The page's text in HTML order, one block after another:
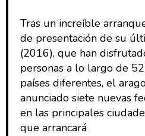
Tras un increíble
de presentación de su
(2016), que han
personas a lo largo de
países diferentes, el
anunciado siete nuevas
en las principales
que arrancará